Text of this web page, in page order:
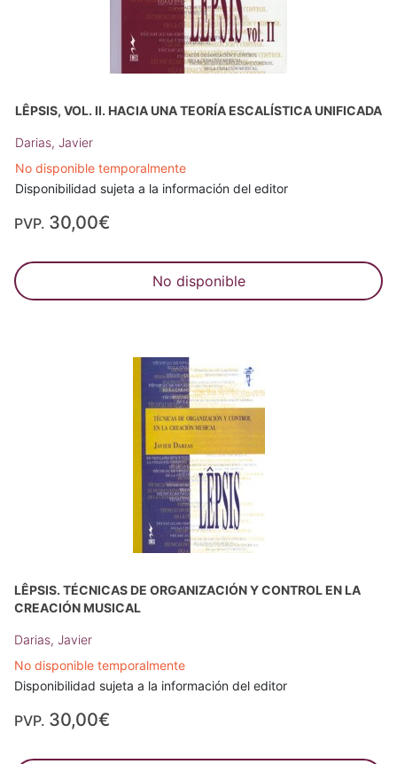
LÊPSIS, VOL. II. HACIA UNA TEORÍA ESCALÍSTICA UNIFICADA
Darias, Javier
No disponible temporalmente
Disponibilidad sujeta a la información del editor
PVP. 30,00€
No disponible
LÊPSIS. TÉCNICAS DE ORGANIZACIÓN Y CONTROL EN LA
CREACIÓN MUSICAL
Darias, Javier
No disponible temporalmente
Disponibilidad sujeta a la información del editor
PVP. 30,00€